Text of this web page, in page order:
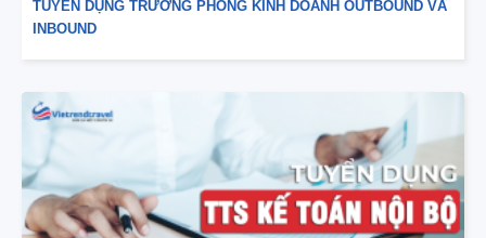
TUYỂN DỤNG TRƯỞNG PHÒNG KINH DOANH OUTBOUND VÀ
INBOUND